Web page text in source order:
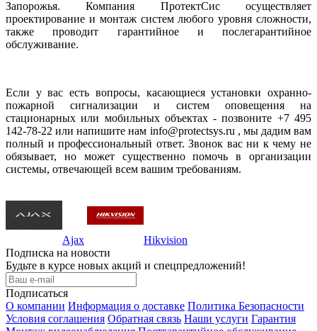
Запорожья. Компания ПротектСис осуществляет
проектирование и монтаж систем любого уровня сложности,
также проводит гарантийное и послегарантийное
обслуживание.
Если у вас есть вопросы, касающиеся установки охранно-
пожарной сигнализации и систем оповещения на
стационарных или мобильных объектах - позвоните +7 495
142-78-22 или напишите нам info@protectsys.ru , мы дадим вам
полный и профессиональный ответ. Звонок вас ни к чему не
обязывает, но может существенно помочь в организации
системы, отвечающей всем вашим требованиям.
Ajax
Hikvision
Подписка на новости
Будьте в курсе новых акций и спецпредложений!
Подписаться
О компании Информация о доставке Политика Безопасности
Условия соглашения Обратная связь Наши услуги Гарантия